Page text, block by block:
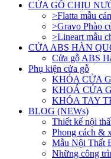
CỬA GỖ CHỊU
>Flatta mẫu
>Gravo Phào
>Lineart mẫu
CỬA ABS HÀN
Cửa gỗ ABS
Phụ kiện cửa gỗ
KHÓA CỬA
KHOÁ CỬA
KHÓA TAY
BLOG (NEWs)
Thiết kế nội
Phong cách &
Mẫu Nội Thất
Những công